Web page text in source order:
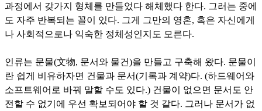
과정에서 갖가지 형체를 만들었다 해체했다 한다. 그러는 중에
도 자주 반복되는 꼴이 있다. 그게 그만의 영혼, 혹은 자신에게
나 사회적으로나 익숙한 정체성인지도 모른다.
인류는 문물(文物, 문서와 물건)을 만들고 구축해 왔다. 문물이
란 쉽게 비유하자면 건물과 문서(기록과 계약)다. (하드웨어와
소프트웨어로 바꿔 말할 수도 있다.) 건물이 없으면 문서도 안
전할 수 없기에 우선 확보되어야 할 것 같다. 그러나 문서가 없